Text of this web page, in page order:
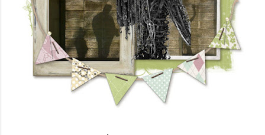
onde queremos envelhecer? A resposta da
maioria das p...